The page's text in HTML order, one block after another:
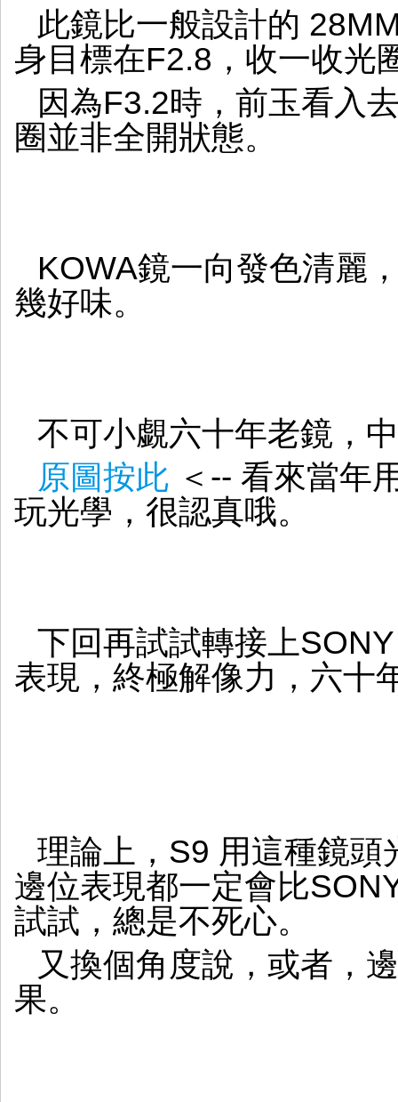
此鏡比一般設計的
身目標在F2.8，收一收光
因為F3.2時，前玉看入
圈並非全開狀態。
KOWA鏡一向發色清麗
幾好味。
不可小覷六十年老鏡，
原圖按此 ＜-- 看來當年
玩光學，很認真哦。
下回再試試轉接上
表現，終極解像力，六十
理論上，S9 用這種鏡頭
邊位表現都一定會比
試試，總是不死心。
又換個角度說，或者，
果。